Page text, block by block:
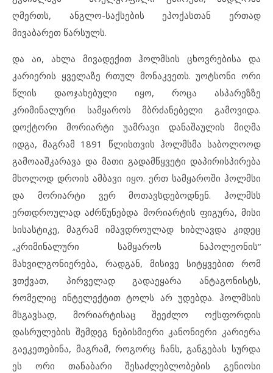
ღმერთს, ანგლო-საქსების ეპოქასთან ერთად
მივაბარეთ წარსულს.
და აი, ახლა მივადექით ჰოლმსის ცხოვრებისა და
კარიერის ყველაზე რთულ მონაკვეთს. უოტსონი ორი
წლის დაოჯახებული იყო, როცა ასპარეზზე
კრიმინალური სამყაროს მბრძანებელი გამოვიდა.
დოქტორი მორიარტი უამრავი დანაშაულის მიღმა
იდგა, მაგრამ 1891 წლისთვის ჰოლმსმა საბოლოოდ
გამოააშკარავა და მათი გადამწყვეტი დაპირისპირება
მხოლოდ დროის ამბავი იყო. ერთ სამყაროში ჰოლმსი
და მორიარტი ვერ მოთავსდებოდნენ. ჰოლმსს
ერთდროულად აძრწუნებდა მორიარტის ფიგურა, მისი
სისასტიკე, მაგრამ იმავდროულად ხიბლავდა კიდეც
„კრიმინალური სამყაროს ნაპოლეონის“
მახვილგონიერება, რადგან, მისივე სიტყვებით რომ
ვთქვათ, პირველად გადაეყარა ანტაგონისტს,
რომელიც ინტელექტით ტოლს არ უდებდა. ჰოლმსის
მსგავსად, მორიარტისაც შეეძლო ოქსფორდის
დასრულების შემდეგ ნებისმიერი კანონიერი კარიერა
გაეკეთებინა, მაგრამ, როგორც ჩანს, განგებას სურდა
ეს ორი თანაბარი შესაძლებლობების გენიოსი